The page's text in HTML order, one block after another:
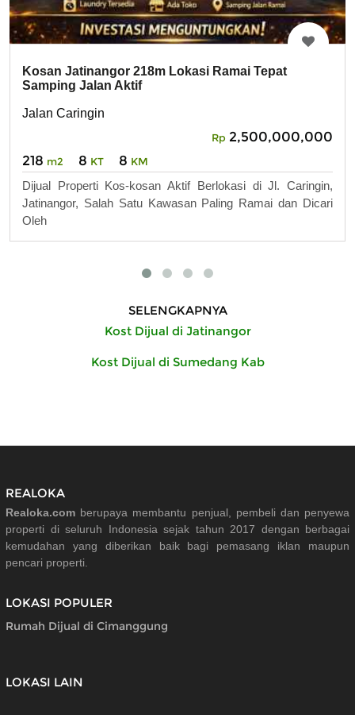
Kosan Jatinangor 218m Lokasi Ramai Tepat
Samping Jalan Aktif
Jalan Caringin
Rp 2,500,000,000
218 m2 8 KT 8 KM
Dijual Properti Kos-kosan Aktif Berlokasi di Jl. Caringin,
Jatinangor, Salah Satu Kawasan Paling Ramai dan Dicari
Oleh
SELENGKAPNYA
Kost Dijual di Jatinangor
Kost Dijual di Sumedang Kab
REALOKA
Realoka.com berupaya membantu penjual, pembeli dan penyewa
properti di seluruh Indonesia sejak tahun 2017 dengan berbagai
kemudahan yang diberikan baik bagi pemasang iklan maupun
pencari properti.
LOKASI POPULER
Rumah Dijual di Cimanggung
LOKASI LAIN